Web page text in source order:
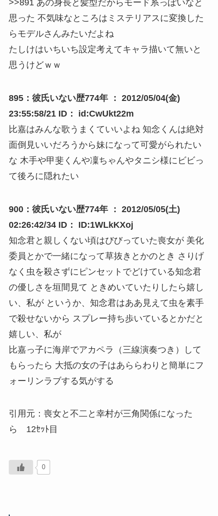
>>891 あの身長と髪型だからモード系っぽいなと
思った 不気味なところはミステリアスに変換した
らモデルさんみたいだよね
たしけはいちいち設定考えてキャラ描いて無いと
思うけどｗｗ
895：彼氏いない歴774年 ： 2012/05/04(金)
23:55:58/21 ID： id:CwUkt22m
比嘉はみんな歌うまくていいよね 知念くんは絶対
面倒見いいだろうから妹になって可愛がられたい
な 木手や甲斐くんや凜ちゃんやタニシ様にビビっ
て後ろに隠れたい
900：彼氏いない歴774年 ： 2012/05/05(土)
02:26:42/34 ID： ID:1WLkKXoj
知念君と親しくない頃はびびっていた喪女が 美化
委員とかで一緒になって草抜きとかのとき さりげ
なく虫を殺さずにピンセットでどけている知念君
の優しさを垣間見て ときめいていたりしたら嬉し
い、私が というか、知念君はああ見えて虫を素手
で殺せないから スプレー持ち歩いているとかだと
嬉しい、私が
比嘉っ子に海岸でアカペラ（三線演奏つき）して
もらったら 大抵の女の子はあららわりと簡単にフ
ォーリンラブする気がする
引用元：喪女と不二と幸村が三角関係になった
ら 12ｾｯﾄ目
0